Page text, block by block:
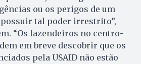
ou os perigos de um
tal poder irrestrito”,
“Os fazendeiros no centro-
em breve descobrir que os
pela USAID não estão